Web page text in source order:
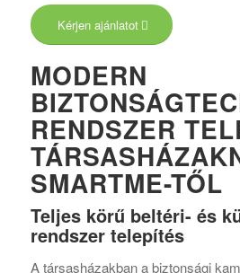
Kérjen ajánlatot
MODERN
RENDSZER
SMARTME-TŐL
Teljes körű beltéri- és
rendszer telepítés
A társasházakban a biztonsági